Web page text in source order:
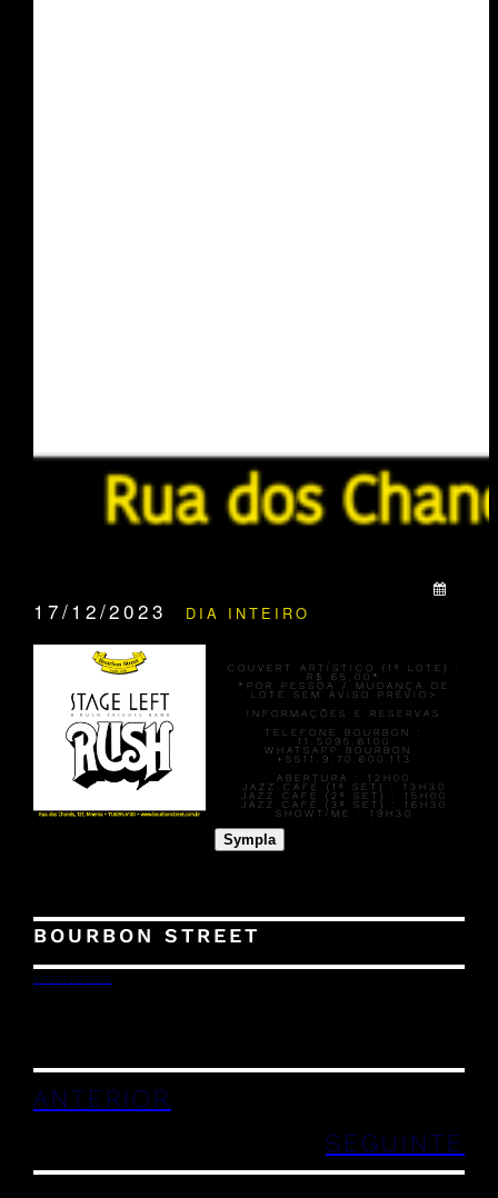
17/12/2023 DIA INTEIRO
COUVERT ARTÍSTICO (1º LOTE) :
R$ 65,00*
*POR PESSOA / MUDANÇA DE
LOTE SEM AVISO PRÉVIO>
INFORMAÇÕES E RESERVAS
TELEFONE BOURBON :
11.5095.6100
WHATSAPP BOURBON :
+5511.9.70.600.113
ABERTURA :
12H00
JAZZ CAFÉ (1º SET) :
13H30
JAZZ CAFÉ (2º SET) :
15H00
JAZZ CAFÉ (3º SET) :
16H30
SHOWTIME :
19H30
Sympla
BOURBON STREET
27/11/2023
ANTERIOR
SEGUINTE